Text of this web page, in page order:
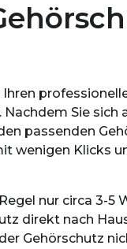
Sie sich
passenden
wenigen Klicks
nur circa 3-5
direkt nach
Gehörschutz